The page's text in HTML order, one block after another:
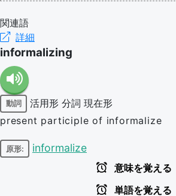
関連語
詳細
informalizing
動詞 活用形 分詞 現在形
present participle of informalize
原形: informalize
意味を覚える
単語を覚える